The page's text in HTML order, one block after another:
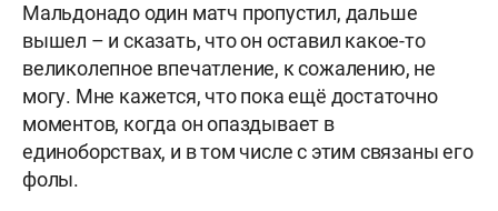
Мальдонадо один матч пропустил, дальше
вышел – и сказать, что он оставил какое-то
великолепное впечатление, к сожалению, не
могу. Мне кажется, что пока ещё достаточно
моментов, когда он опаздывает в
единоборствах, и в том числе с этим связаны его
фолы.